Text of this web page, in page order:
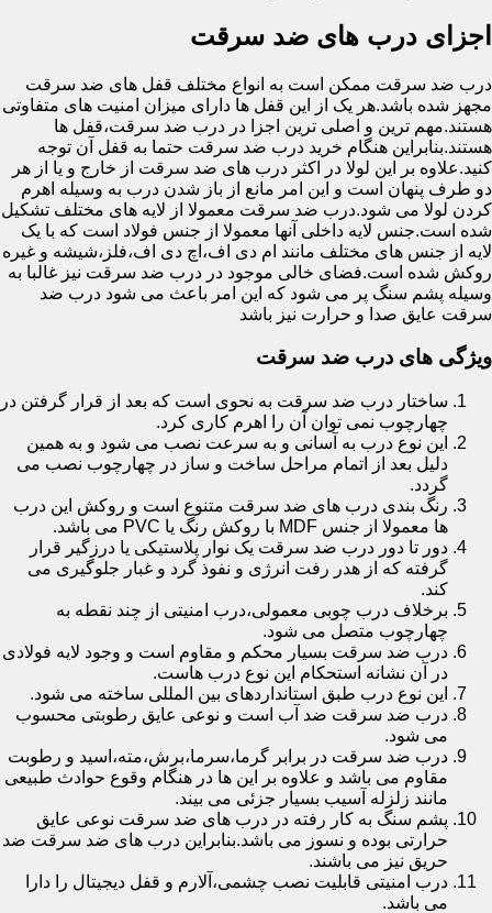
اجزای درب های ضد سرقت
درب ضد سرقت ممکن است به انواع مختلف قفل های ضد سرقت
مجهز شده باشد.هر یک از این قفل ها دارای میزان امنیت های متفاوتی
هستند.مهم ترین و اصلی ترین اجزا در درب ضد سرقت،قفل ها
هستند.بنابراین هنگام خرید درب ضد سرقت حتما به قفل آن توجه
کنید.علاوه بر این لولا در اکثر درب های ضد سرقت از خارج و یا از هر
دو طرف پنهان است و این امر مانع از باز شدن درب به وسیله اهرم
کردن لولا می شود.درب ضد سرقت معمولا از لایه های مختلف تشکیل
شده است.جنس لایه داخلی آنها معمولا از جنس فولاد است که با یک
لایه از جنس های مختلف مانند ام دی اف،اچ دی اف،فلز،شیشه و غیره
روکش شده است.فضای خالی موجود در درب ضد سرقت نیز غالبا به
وسیله پشم سنگ پر می شود که این امر باعث می شود درب ضد
سرقت عایق صدا و حرارت نیز باشد
ویژگی های درب ضد سرقت
ساختار درب ضد سرقت به نحوی است که بعد از قرار گرفتن در
چهارچوب نمی توان آن را اهرم کاری کرد.
این نوع درب به آسانی و به سرعت نصب می شود و به همین
دلیل بعد از اتمام مراحل ساخت و ساز در چهارچوب نصب می
گردد.
رنگ بندی درب های ضد سرقت متنوع است و روکش این درب
ها معمولا از جنس MDF با روکش رنگ یا PVC می باشد.
دور تا دور درب ضد سرقت یک نوار پلاستیکی یا درزگیر قرار
گرفته که از هدر رفت انرژی و نفوذ گرد و غبار جلوگیری می
کند.
برخلاف درب چوبی معمولی،درب امنیتی از چند نقطه به
چهارچوب متصل می شود.
درب ضد سرقت بسیار محکم و مقاوم است و وجود لایه فولادی
در آن نشانه استحکام این نوع درب هاست.
این نوع درب طبق استانداردهای بین المللی ساخته می شود.
درب ضد سرقت ضد آب است و نوعی عایق رطوبتی محسوب
می شود.
درب ضد سرقت در برابر گرما،سرما،برش،مته،اسید و رطوبت
مقاوم می باشد و علاوه بر این ها در هنگام وقوع حوادث طبیعی
مانند زلزله آسیب بسیار جزئی می بیند.
پشم سنگ به کار رفته در درب های ضد سرقت نوعی عایق
حرارتی بوده و نسوز می باشد.بنابراین درب های ضد سرقت ضد
حریق نیز می باشند.
درب امنیتی قابلیت نصب چشمی،آلارم و قفل دیجیتال را دارا
می باشد.